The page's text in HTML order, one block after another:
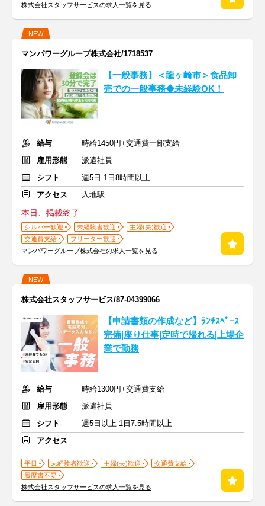
株式会社スタッフサービスの求人一覧を見る
NEW
マンパワーグループ株式会社/1718537
【一般事務】＜龍ヶ崎市＞食品卸
売での一般事務◆未経験OK！
給与
時給1450円+交通費一部支給
雇用形態
派遣社員
シフト
週5日 1日8時間以上
アクセス
入地駅
本日、掲載終了
シルバー歓迎 未経験者歓迎
主婦(夫)歓迎
交通費支給
フリーター歓迎
マンパワーグループ株式会社の求人一覧を見る
NEW
株式会社スタッフサービス/87-04399066
【申請書類の作成など】ﾗﾝﾁｽﾍﾟｰｽ
完備|座り仕事|定時で帰れる|上場企
業で勤務
給与
時給1300円+交通費支給
雇用形態
派遣社員
シフト
週5日以上 1日7.5時間以上
アクセス
平日 未経験者歓迎 主婦(夫)歓迎
交通費支給
履歴書不要
株式会社スタッフサービスの求人一覧を見る